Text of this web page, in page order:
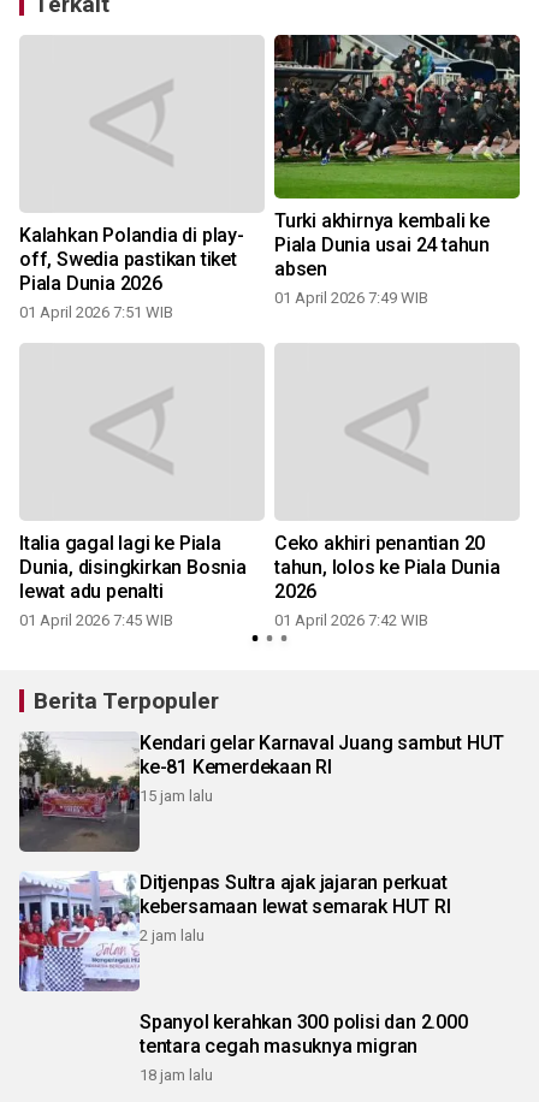
Kalahkan Polandia di play-
off, Swedia pastikan tiket
Piala Dunia 2026
01 April 2026 7:51 WIB
Turki akhirnya kembali ke
Piala Dunia usai 24 tahun
absen
01 April 2026 7:49 WIB
Italia gagal lagi ke Piala
Dunia, disingkirkan Bosnia
lewat adu penalti
01 April 2026 7:45 WIB
Ceko akhiri penantian 20
tahun, lolos ke Piala Dunia
2026
01 April 2026 7:42 WIB
Berita Terpopuler
Kendari gelar Karnaval Juang sambut HUT
ke-81 Kemerdekaan RI
15 jam lalu
Ditjenpas Sultra ajak jajaran perkuat
kebersamaan lewat semarak HUT RI
2 jam lalu
Spanyol kerahkan 300 polisi dan 2.000
tentara cegah masuknya migran
18 jam lalu